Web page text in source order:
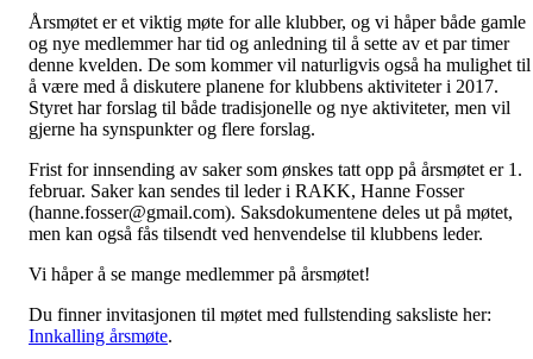
Årsmøtet er et viktig møte for alle klubber, og vi håper både gamle
og nye medlemmer har tid og anledning til å sette av et par timer
denne kvelden. De som kommer vil naturligvis også ha mulighet til
å være med å diskutere planene for klubbens aktiviteter i 2017.
Styret har forslag til både tradisjonelle og nye aktiviteter, men vil
gjerne ha synspunkter og flere forslag.
Frist for innsending av saker som ønskes tatt opp på årsmøtet er 1.
februar. Saker kan sendes til leder i RAKK, Hanne Fosser
(hanne.fosser@gmail.com). Saksdokumentene deles ut på møtet,
men kan også fås tilsendt ved henvendelse til klubbens leder.
Vi håper å se mange medlemmer på årsmøtet!
Du finner invitasjonen til møtet med fullstending saksliste her:
Innkalling årsmøte.